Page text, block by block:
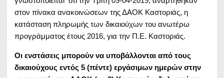
στον πίνακα ανακοινώσεων της ΔΑΟΚ Καστοριάς, η
κατάσταση πληρωμής των δικαιούχων του ανωτέρω
προγράμματος έτους 2016, για την Π.Ε. Καστοριάς.
Οι ενστάσεις μπορούν να υποβάλλονται από τους
δικαιούχους εντός 5 (πέντε) εργάσιμων ημερών στην